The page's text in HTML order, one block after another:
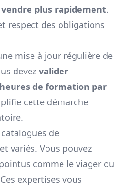
vendre plus rapidement.
respect des obligations
mise à jour régulière de
devez valider
de formation par
cette démarche
de
variés. Vous pouvez
comme le viager ou
expertises vous